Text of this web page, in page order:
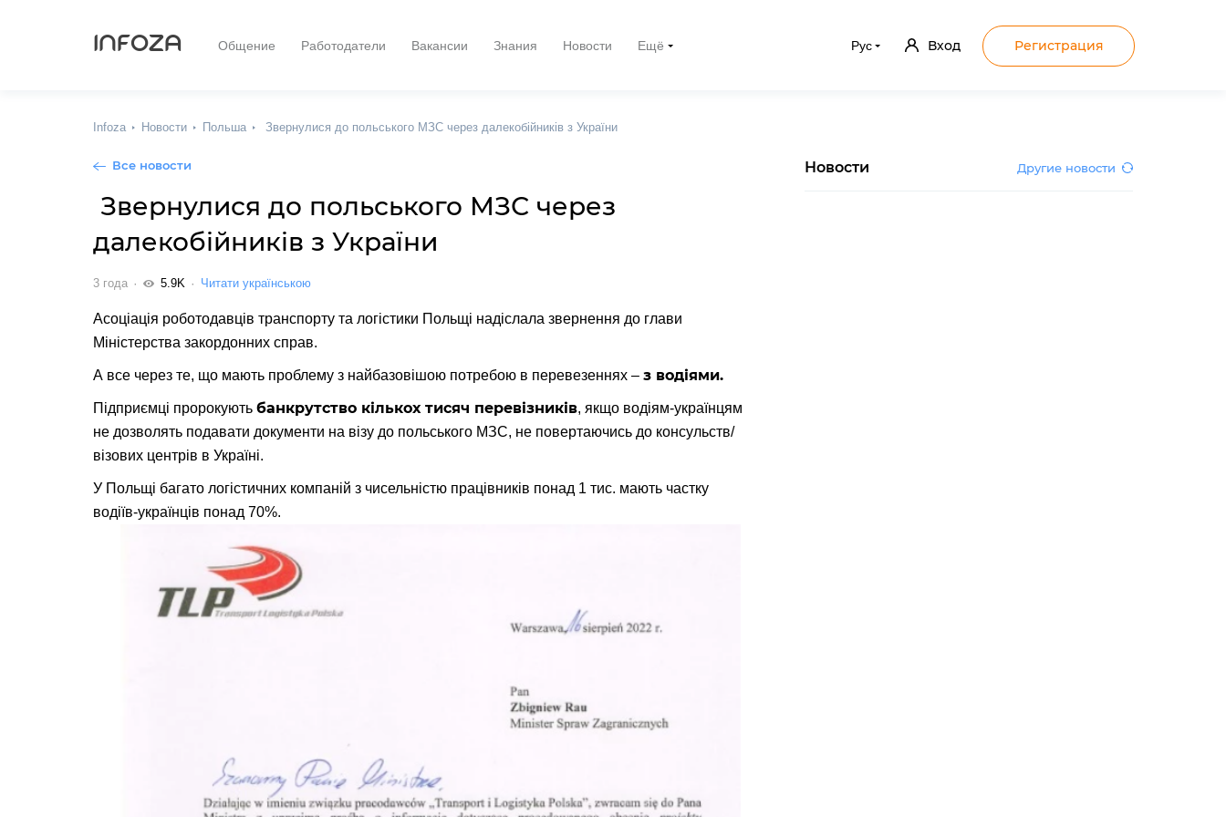
INFOZA Общение Работодатели Вакансии Знания Новости Ещё Рус Вход Регистрация
Infoza Новости Польша Звернулися до польського МЗС через далекобійників з України
Все новости
Звернулися до польського МЗС через
далекобійників з України
3 года 5.9K Читати українською
Асоціація роботодавців транспорту та логістики Польщі надіслала звернення до глави
Міністерства закордонних справ.
А все через те, що мають проблему з найбазовішою потребою в перевезеннях – з водіями.
Підприємці пророкують банкрутство кількох тисяч перевізників, якщо водіям-українцям
не дозволять подавати документи на візу до польського МЗС, не повертаючись до консульств/
візових центрів в Україні.
У Польщі багато логістичних компаній з чисельністю працівників понад 1 тис. мають частку
водіїв-українців понад 70%.
Новости Другие новости